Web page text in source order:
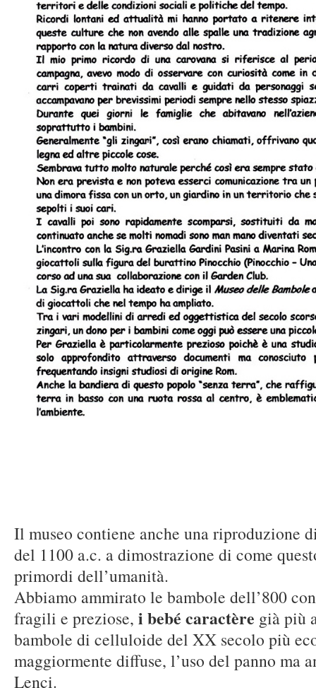
Il museo contiene anche una riproduzione
del 1100 a.c. a dimostrazione di come
primordi dell’umanità.
Abbiamo ammirato le bambole dell’800
fragili e preziose, i bebé caractère già più
bambole di celluloide del XX secolo più
maggiormente diffuse, l’uso del panno ma
Lenci.